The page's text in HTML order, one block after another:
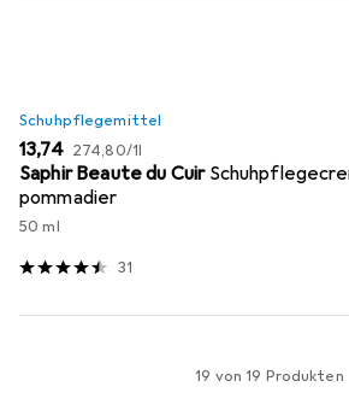
Schuhpflegemittel
EUR
13,74 EUR
274,80/1l
Saphir Beaute du Cuir
pommadier
50 ml
31
19 von 19 Produkten